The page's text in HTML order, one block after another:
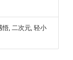
悟, 二次元, 轻小